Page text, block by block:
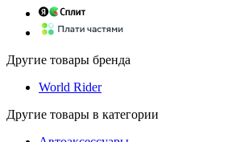
Другие товары бренда
World Rider
Другие товары в категории